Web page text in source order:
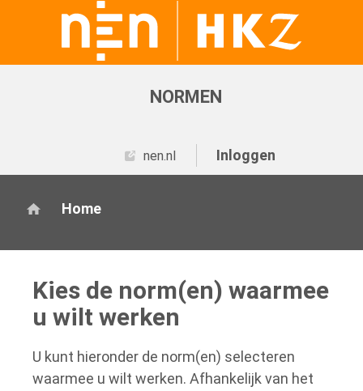
NORMEN
nen.nl Inloggen
Home
Kies de norm(en) waarmee
u wilt werken
U kunt hieronder de norm(en) selecteren
waarmee u wilt werken. Afhankelijk van het